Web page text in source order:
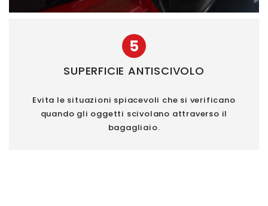
5
SUPERFICIE ANTISCIVOLO
Evita le situazioni spiacevoli che si verificano
quando gli oggetti scivolano attraverso il
bagagliaio.